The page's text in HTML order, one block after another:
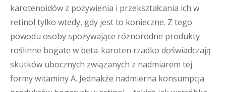
karotenoidów z pożywienia i przekształcania ich w
retinol tylko wtedy, gdy jest to konieczne. Z tego
powodu osoby spożywające różnorodne produkty
roślinne bogate w beta-karoten rzadko doświadczają
skutków ubocznych związanych z nadmiarem tej
formy witaminy A. Jednakże nadmierna konsumpcja